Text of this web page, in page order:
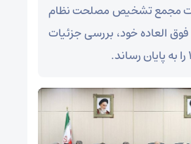
مجمع تشخیص مصلحت نظام
العاده خود، بررسی جزئیات